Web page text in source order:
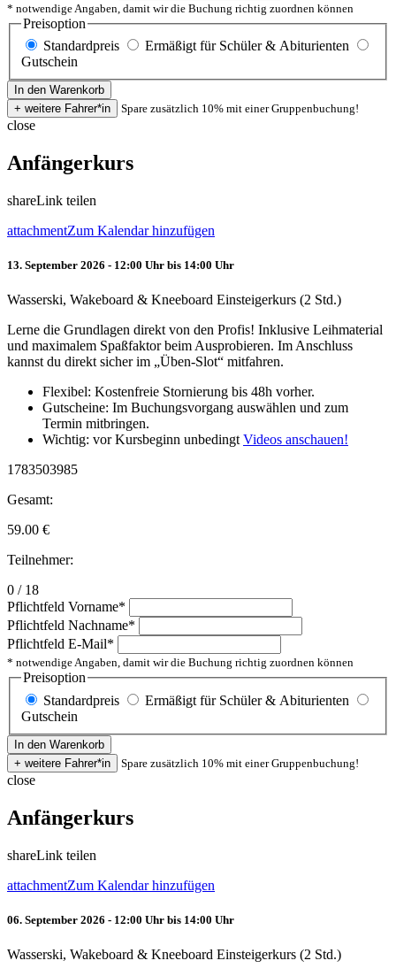
* notwendige Angaben, damit wir die Buchung richtig zuordnen können
Preisoption
Standardpreis
Ermäßigt für Schüler & Abiturienten
Gutschein
Spare zusätzlich 10% mit einer Gruppenbuchung!
close
Anfängerkurs
shareLink teilen
attachmentZum Kalendar hinzufügen
13. September 2026 - 12:00 Uhr bis 14:00 Uhr
Wasserski, Wakeboard & Kneeboard Einsteigerkurs (2 Std.)
Lerne die Grundlagen direkt von den Profis! Inklusive Leihmaterial
und maximalem Spaßfaktor beim Ausprobieren. Im Anschluss
kannst du direkt sicher im „Üben-Slot“ mitfahren.
Flexibel: Kostenfreie Stornierung bis 48h vorher.
Gutscheine: Im Buchungsvorgang auswählen und zum
Termin mitbringen.
Wichtig: vor Kursbeginn unbedingtVideos anschauen!
1783503985
Gesamt:
59.00 €
Teilnehmer:
0 / 18
Pflichtfeld Vorname*
Pflichtfeld Nachname*
Pflichtfeld E-Mail*
* notwendige Angaben, damit wir die Buchung richtig zuordnen können
Preisoption
Standardpreis
Ermäßigt für Schüler & Abiturienten
Gutschein
Spare zusätzlich 10% mit einer Gruppenbuchung!
close
Anfängerkurs
shareLink teilen
attachmentZum Kalendar hinzufügen
06. September 2026 - 12:00 Uhr bis 14:00 Uhr
Wasserski, Wakeboard & Kneeboard Einsteigerkurs (2 Std.)